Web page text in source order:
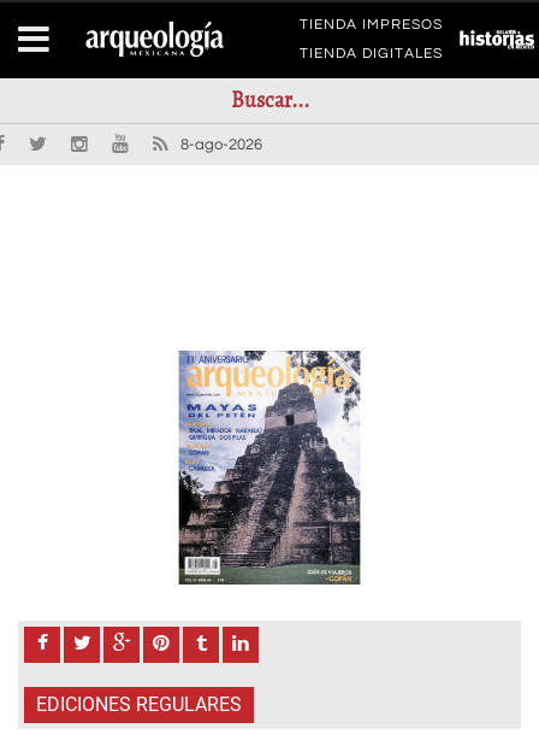
TIENDA IMPRESOS
TIENDA DIGITALES
8-ago-2026
EDICIONES REGULARES